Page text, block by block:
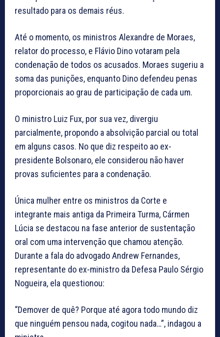
resultado para os demais réus.
Até o momento, os ministros Alexandre de Moraes,
relator do processo, e Flávio Dino votaram pela
condenação de todos os acusados. Moraes sugeriu a
soma das punições, enquanto Dino defendeu penas
proporcionais ao grau de participação de cada um.
O ministro Luiz Fux, por sua vez, divergiu
parcialmente, propondo a absolvição parcial ou total
em alguns casos. No que diz respeito ao ex-
presidente Bolsonaro, ele considerou não haver
provas suficientes para a condenação.
Única mulher entre os ministros da Corte e
integrante mais antiga da Primeira Turma, Cármen
Lúcia se destacou na fase anterior de sustentação
oral com uma intervenção que chamou atenção.
Durante a fala do advogado Andrew Fernandes,
representante do ex-ministro da Defesa Paulo Sérgio
Nogueira, ela questionou:
“Demover de quê? Porque até agora todo mundo diz
que ninguém pensou nada, cogitou nada…”, indagou a